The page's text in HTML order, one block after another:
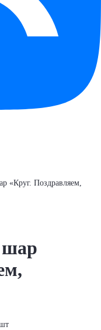
«Круг. Поздравляем,
шар